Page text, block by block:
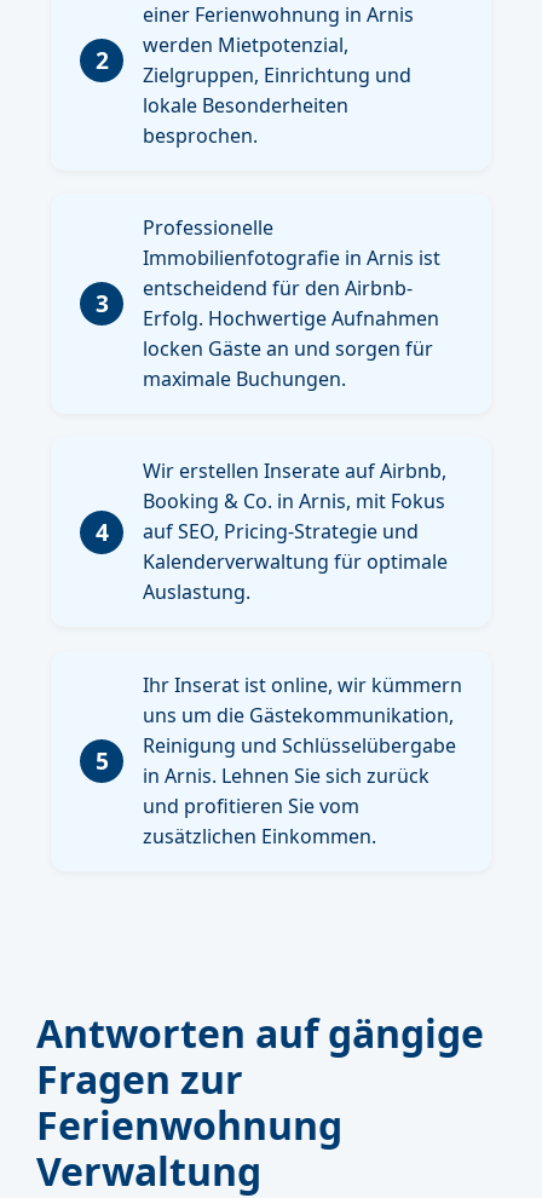
2
einer Ferienwohnung in Arnis
werden Mietpotenzial,
Zielgruppen, Einrichtung und
lokale Besonderheiten
besprochen.
3
Professionelle
Immobilienfotografie in Arnis ist
entscheidend für den Airbnb-
Erfolg. Hochwertige Aufnahmen
locken Gäste an und sorgen für
maximale Buchungen.
4
Wir erstellen Inserate auf Airbnb,
Booking & Co. in Arnis, mit Fokus
auf SEO, Pricing-Strategie und
Kalenderverwaltung für optimale
Auslastung.
5
Ihr Inserat ist online, wir kümmern
uns um die Gästekommunikation,
Reinigung und Schlüsselübergabe
in Arnis. Lehnen Sie sich zurück
und profitieren Sie vom
zusätzlichen Einkommen.
Antworten auf gängige
Fragen zur
Ferienwohnung
Verwaltung